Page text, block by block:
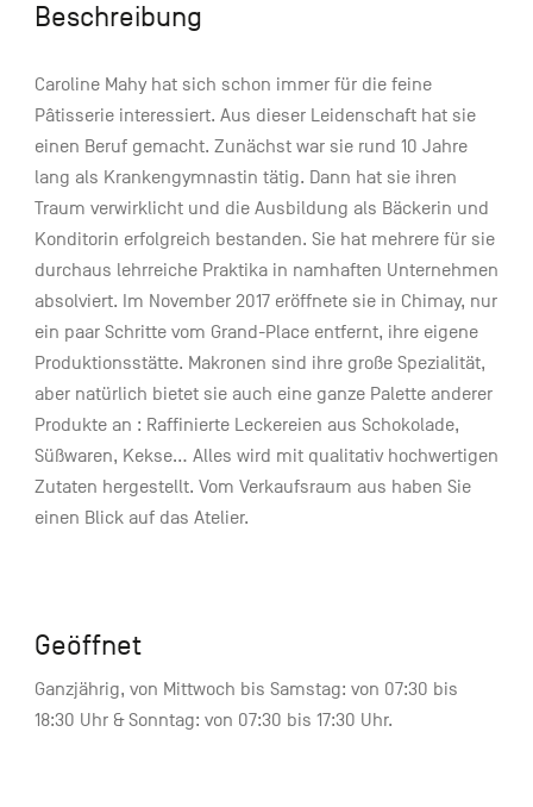
Beschreibung
Caroline Mahy hat sich schon immer für die feine
Pâtisserie interessiert. Aus dieser Leidenschaft hat sie
einen Beruf gemacht. Zunächst war sie rund 10 Jahre
lang als Krankengymnastin tätig. Dann hat sie ihren
Traum verwirklicht und die Ausbildung als Bäckerin und
Konditorin erfolgreich bestanden. Sie hat mehrere für sie
durchaus lehrreiche Praktika in namhaften Unternehmen
absolviert. Im November 2017 eröffnete sie in Chimay, nur
ein paar Schritte vom Grand-Place entfernt, ihre eigene
Produktionsstätte. Makronen sind ihre große Spezialität,
aber natürlich bietet sie auch eine ganze Palette anderer
Produkte an : Raffinierte Leckereien aus Schokolade,
Süßwaren, Kekse… Alles wird mit qualitativ hochwertigen
Zutaten hergestellt. Vom Verkaufsraum aus haben Sie
einen Blick auf das Atelier.
Geöffnet
Ganzjährig, von Mittwoch bis Samstag: von 07:30 bis
18:30 Uhr & Sonntag: von 07:30 bis 17:30 Uhr.